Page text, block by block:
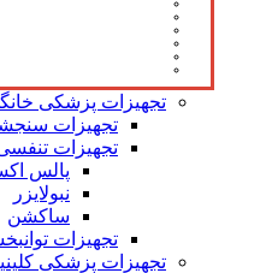
تجهیزات پزشکی
تجهیزات
تجهیزات
پالس
نبولایزر
ساکشن
تجهیزات
تجهیزات پزشکی